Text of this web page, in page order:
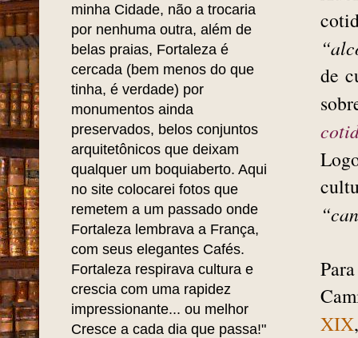
de
XIX
minha Cidade, não a trocaria
por nenhuma outra, além de
belas praias, Fortaleza é
cercada (bem menos do que
tinha, é verdade) por
monumentos ainda
preservados, belos conjuntos
arquitetônicos que deixam
qualquer um boquiaberto. Aqui
no site colocarei fotos que
remetem a um passado onde
Fortaleza lembrava a França,
com seus elegantes Cafés.
Fortaleza respirava cultura e
crescia com uma rapidez
impressionante... ou melhor
Cresce a cada dia que passa!"